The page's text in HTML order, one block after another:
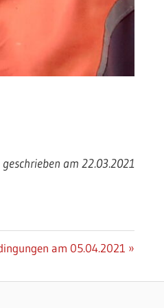
am 22.03.2021
am 05.04.2021